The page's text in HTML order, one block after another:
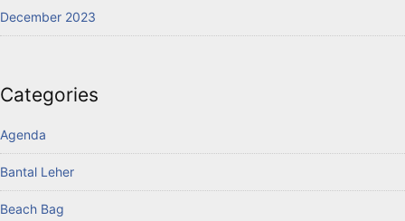
December 2023
Categories
Agenda
Bantal Leher
Beach Bag